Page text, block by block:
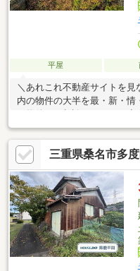
平屋
＼あれこれ不動産サイトを
内の物件の大半を最・新・情
「多度」駅 徒歩約6分◆南
っと落ち着く縁側付き和室◆
リックすると、詳細をご覧い
＝＝＝＝＝＝＝＝＝《平日
は、周辺環境、相場、お得
できます。＝＝＝＝＝＝＝＝
三重県桑名市多